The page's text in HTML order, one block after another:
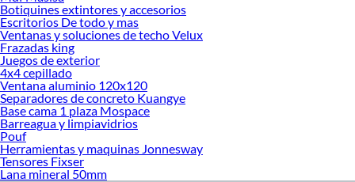
Botiquines extintores y accesorios
Escritorios De todo y mas
Ventanas y soluciones de techo Velux
Frazadas king
Juegos de exterior
4x4 cepillado
Ventana aluminio 120x120
Separadores de concreto Kuangye
Base cama 1 plaza Mospace
Barreagua y limpiavidrios
Pouf
Herramientas y maquinas Jonnesway
Tensores Fixser
Lana mineral 50mm